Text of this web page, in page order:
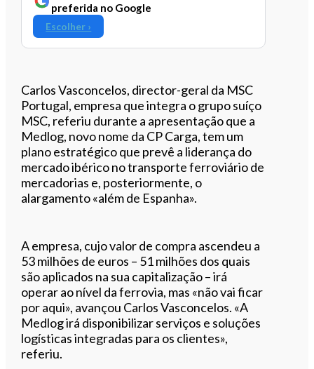
preferida no Google
Escolher ›
Carlos Vasconcelos, director-geral da MSC
Portugal, empresa que integra o grupo suíço
MSC, referiu durante a apresentação que a
Medlog, novo nome da CP Carga, tem um
plano estratégico que prevê a liderança do
mercado ibérico no transporte ferroviário de
mercadorias e, posteriormente, o
alargamento «além de Espanha».
A empresa, cujo valor de compra ascendeu a
53 milhões de euros – 51 milhões dos quais
são aplicados na sua capitalização – irá
operar ao nível da ferrovia, mas «não vai ficar
por aqui», avançou Carlos Vasconcelos. «A
Medlog irá disponibilizar serviços e soluções
logísticas integradas para os clientes»,
referiu.